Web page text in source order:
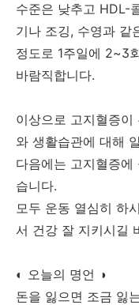
수준은 낮추고 HDL-
기나 조깅, 수영과 같
정도로 1주일에 2~3
바람직합니다.
이상으로 고지혈증
와 생활습관에 대해
다음에는 고지혈증
습니다.
모두 운동 열심히 하
서 건강 잘 지키시길
◐ 오늘의 명언 ◑
돈을 잃으면 조금 잃